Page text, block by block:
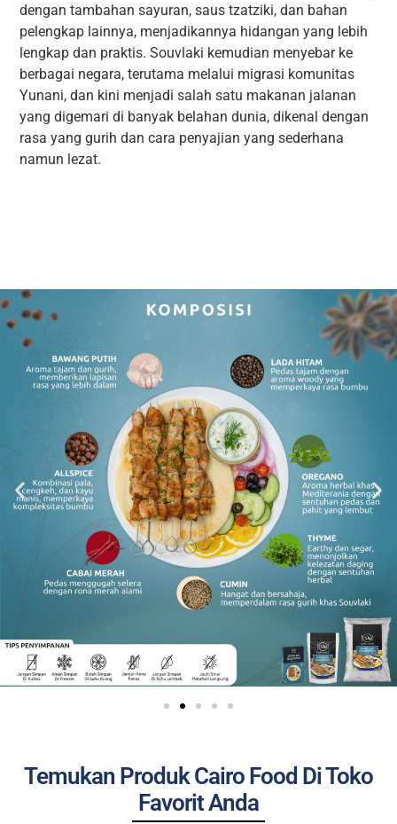
dengan tambahan sayuran, saus tzatziki, dan bahan
pelengkap lainnya, menjadikannya hidangan yang lebih
lengkap dan praktis. Souvlaki kemudian menyebar ke
berbagai negara, terutama melalui migrasi komunitas
Yunani, dan kini menjadi salah satu makanan jalanan
yang digemari di banyak belahan dunia, dikenal dengan
rasa yang gurih dan cara penyajian yang sederhana
namun lezat.
Temukan Produk Cairo Food Di Toko
Favorit Anda